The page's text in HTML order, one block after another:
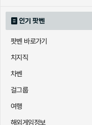
인기 팟벤
팟벤 바로가기
치지직
차벤
걸그룹
여행
해외게임정보